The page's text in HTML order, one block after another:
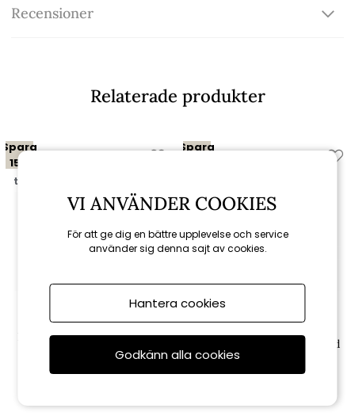
Recensioner
Relaterade produkter
Spara
15%
till 16/8
Cane-line
Bordsskiva 130x75 cm - lava
Spara
Cane-line
Bordsskiva 130x75 cm - sand
VI ANVÄNDER COOKIES
För att ge dig en bättre upplevelse och service
använder sig denna sajt av cookies.
Hantera cookies
Godkänn alla cookies